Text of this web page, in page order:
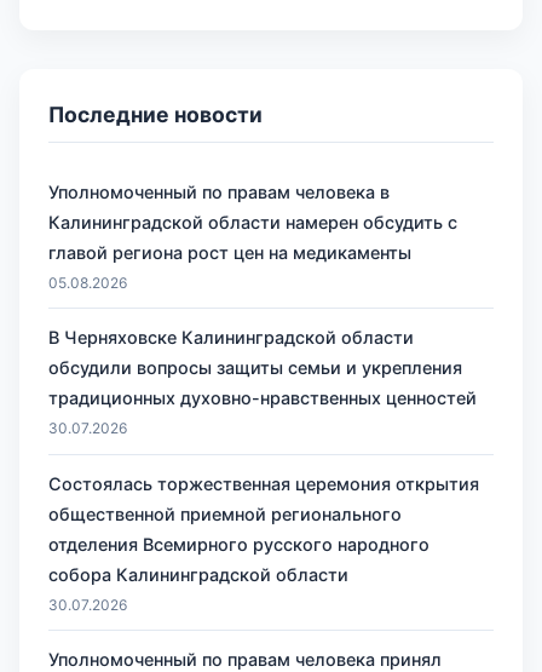
Последние новости
Уполномоченный по правам человека в
Калининградской области намерен обсудить с
главой региона рост цен на медикаменты
05.08.2026
В Черняховске Калининградской области
обсудили вопросы защиты семьи и укрепления
традиционных духовно-нравственных ценностей
30.07.2026
Состоялась торжественная церемония открытия
общественной приемной регионального
отделения Всемирного русского народного
собора Калининградской области
30.07.2026
Уполномоченный по правам человека принял